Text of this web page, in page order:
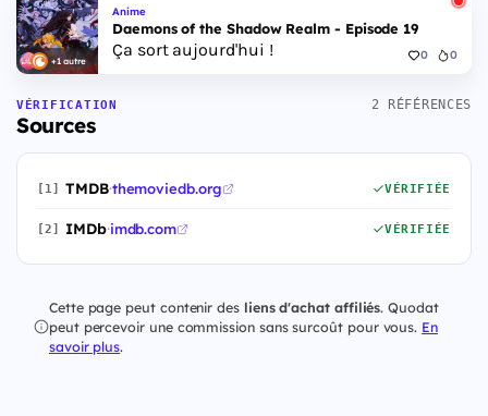
+1 autre
Anime
Daemons of the Shadow Realm - Episode 19
Ça sort aujourd'hui ! 0 0
VÉRIFICATION
Sources
2 RÉFÉRENCES
[1] TMDB·themoviedb.org VÉRIFIÉE
[2] IMDb·imdb.com VÉRIFIÉE
Cette page peut contenir des liens d'achat affiliés. Quodat
peut percevoir une commission sans surcoût pour vous. En
savoir plus.